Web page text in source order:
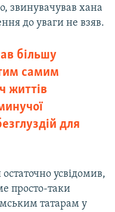
звинувачував хана
до уваги не взяв.
більшу
самим
життів
для
усвідомив,
просто-таки
татарам у